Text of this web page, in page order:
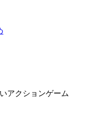
アクションゲーム